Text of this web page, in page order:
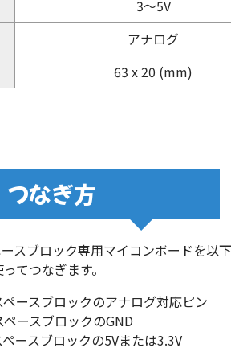
3～5V
アナログ
63 x 20 (mm)
つなぎ方
スブロック専用マイコンボードを以
てつなぎます。
ースブロックのアナログ対応ピン
ースブロックのGND
ースブロックの5Vまたは3.3V